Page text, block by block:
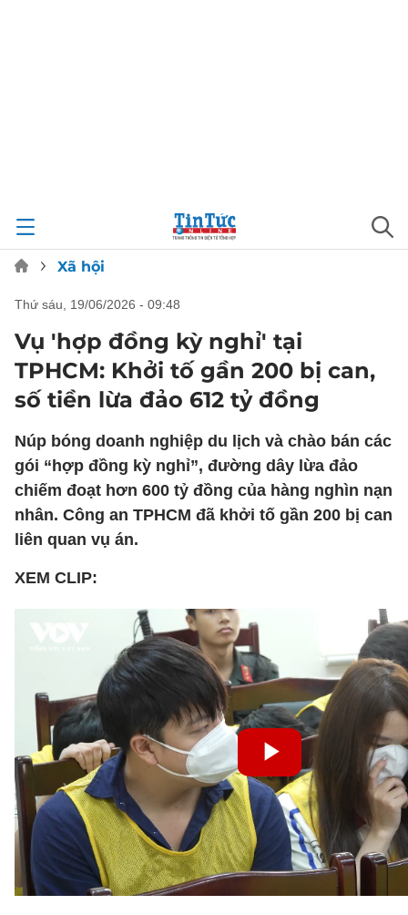
Xã hội
thứ sáu, 19/06/2026 - 09:48
Vụ 'hợp đồng kỳ nghỉ' tại
TPHCM: Khởi tố gần 200 bị can,
số tiền lừa đảo 612 tỷ đồng
Núp bóng doanh nghiệp du lịch và chào bán các
gói “hợp đồng kỳ nghỉ”, đường dây lừa đảo
chiếm đoạt hơn 600 tỷ đồng của hàng nghìn nạn
nhân. Công an TPHCM đã khởi tố gần 200 bị can
liên quan vụ án.
XEM CLIP: